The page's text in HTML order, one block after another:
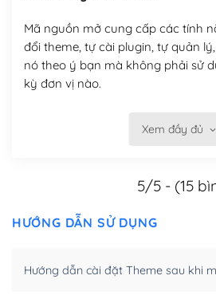
Mã nguồn mở cung cấp các tính
đổi theme, tự cài plugin, tự quản
nó theo ý bạn mà không phải sử
kỳ đơn vị nào.
Việc của bạn là đăng ký một tên
hóa nội dung cho SEO.
Xem đầy đủ
5/5 - (15
HƯỚNG DẪN SỬ DỤNG
Hướng dẫn cài đặt Theme sau khi